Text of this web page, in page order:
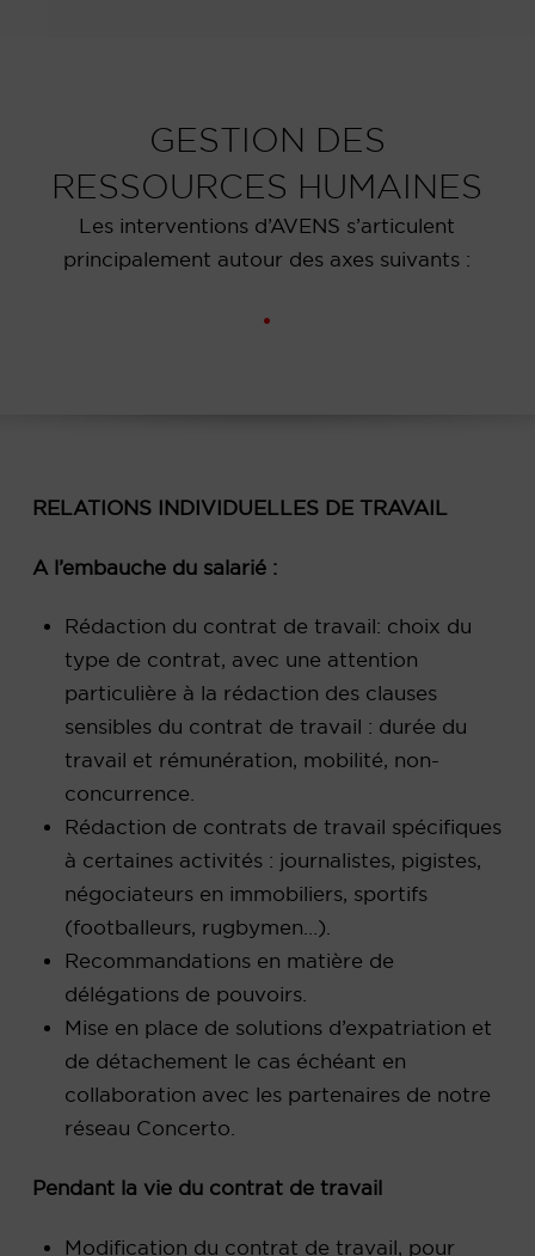
GESTION DES
RESSOURCES HUMAINES
Les interventions d’AVENS s’articulent
principalement autour des axes suivants :
RELATIONS INDIVIDUELLES DE TRAVAIL
A l’embauche du salarié :
Rédaction du contrat de travail: choix du
type de contrat, avec une attention
particulière à la rédaction des clauses
sensibles du contrat de travail : durée du
travail et rémunération, mobilité, non-
concurrence.
Rédaction de contrats de travail spécifiques
à certaines activités : journalistes, pigistes,
négociateurs en immobiliers, sportifs
(footballeurs, rugbymen…).
Recommandations en matière de
délégations de pouvoirs.
Mise en place de solutions d’expatriation et
de détachement le cas échéant en
collaboration avec les partenaires de notre
réseau Concerto.
Pendant la vie du contrat de travail
Modification du contrat de travail, pour